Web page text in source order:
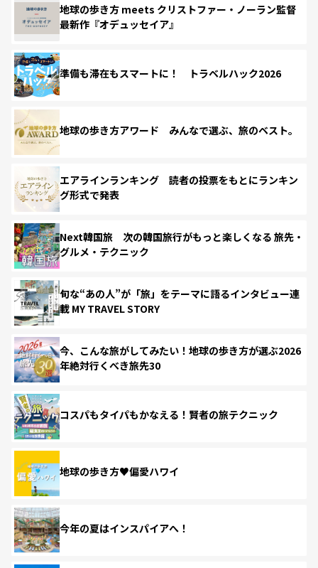
地球の歩き方 meets クリストファー・ノーラン監督
最新作『オデュッセイア』
準備も滞在もスマートに！ トラベルハック2026
地球の歩き方アワード みんなで選ぶ、旅のベスト。
エアラインランキング 読者の投票をもとにランキン
グ形式で発表
Next韓国旅 次の韓国旅行がもっと楽しくなる 旅先・
グルメ・テクニック
旬な“あの人”が「旅」をテーマに語るインタビュー連
載 MY TRAVEL STORY
今、こんな旅がしてみたい！地球の歩き方が選ぶ2026
年絶対行くべき旅先30
コスパもタイパもかなえる！賢者の旅テクニック
地球の歩き方♥偏愛ハワイ
今年の夏はインスパイアへ！